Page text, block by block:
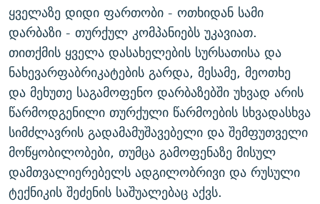
ყველაზე დიდი ფართობი - ოთხიდან სამი
დარბაზი - თურქულ კომპანიებს უკავიათ.
თითქმის ყველა დასახელების სურსათისა და
ნახევარფაბრიკატების გარდა, მესამე, მეოთხე
და მეხუთე საგამოფენო დარბაზებში უხვად არის
წარმოდგენილი თურქული წარმოების სხვადასხვა
სიმძლავრის გადამამუშავებელი და შემფუთველი
მოწყობილობები, თუმცა გამოფენაზე მისულ
დამთვალიერებელს ადგილობრივი და რუსული
ტექნიკის შეძენის საშუალებაც აქვს.